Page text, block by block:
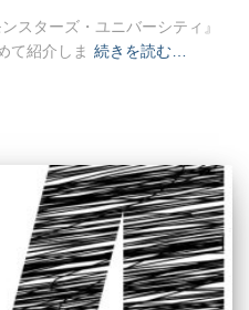
スターズ・ユニバーシティ』
て紹介しま 続きを読む…